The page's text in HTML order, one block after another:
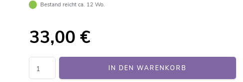
Bestand reicht ca. 12 Wo.
33,00 €
IN DEN WARENKORB